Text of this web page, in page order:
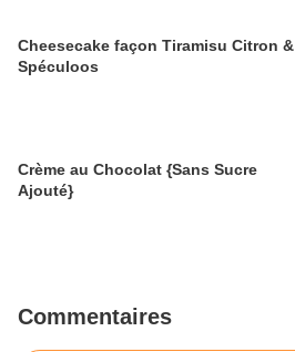
Cheesecake façon Tiramisu Citron &
Spéculoos
Crème au Chocolat {Sans Sucre
Ajouté}
Commentaires